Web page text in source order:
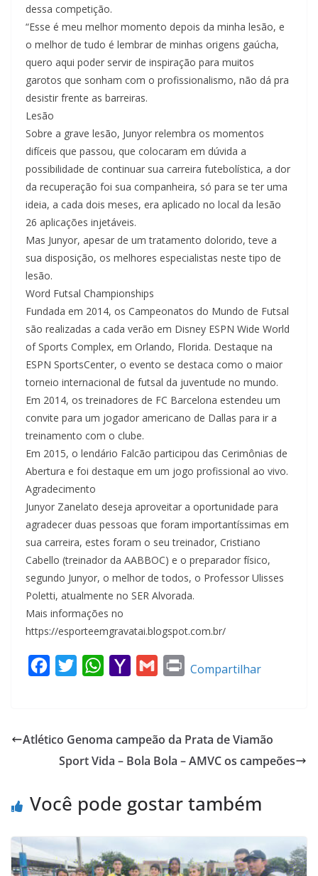
dessa competição.
“Esse é meu melhor momento depois da minha lesão, e
o melhor de tudo é lembrar de minhas origens gaúcha,
quero aqui poder servir de inspiração para muitos
garotos que sonham com o profissionalismo, não dá pra
desistir frente as barreiras.
Lesão
Sobre a grave lesão, Junyor relembra os momentos
difíceis que passou, que colocaram em dúvida a
possibilidade de continuar sua carreira futebolística, a dor
da recuperação foi sua companheira, só para se ter uma
ideia, a cada dois meses, era aplicado no local da lesão
26 aplicações injetáveis.
Mas Junyor, apesar de um tratamento dolorido, teve a
sua disposição, os melhores especialistas neste tipo de
lesão.
Word Futsal Championships
Fundada em 2014, os Campeonatos do Mundo de Futsal
são realizadas a cada verão em Disney ESPN Wide World
of Sports Complex, em Orlando, Florida. Destaque na
ESPN SportsCenter, o evento se destaca como o maior
torneio internacional de futsal da juventude no mundo.
Em 2014, os treinadores de FC Barcelona estendeu um
convite para um jogador americano de Dallas para ir a
treinamento com o clube.
Em 2015, o lendário Falcão participou das Cerimônias de
Abertura e foi destaque em um jogo profissional ao vivo.
Agradecimento
Junyor Zanelato deseja aproveitar a oportunidade para
agradecer duas pessoas que foram importantíssimas em
sua carreira, estes foram o seu treinador, Cristiano
Cabello (treinador da AABBOC) e o preparador físico,
segundo Junyor, o melhor de todos, o Professor Ulisses
Poletti, atualmente no SER Alvorada.
Mais informações no
https://esporteemgravatai.blogspot.com.br/
k
p
p
i
l
PCompartilhar
Atlético Genoma campeão da Prata de Viamão
Sport Vida – Bola Bola – AMVC os campeões
Você pode gostar também